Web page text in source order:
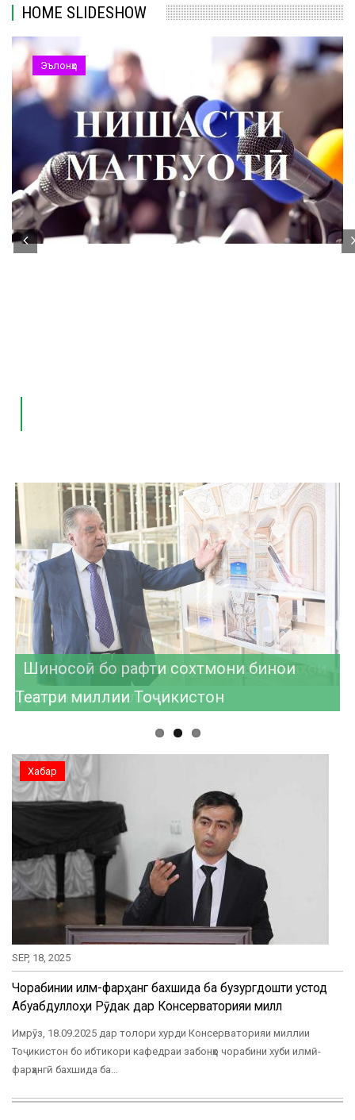
HOME SLIDESHOW
Эълонҳо
Рӯйдоди таърихӣ дар рушди ҳамкориҳои
фарҳангию таълимӣ
Шиносоӣ бо рафти сохтмони бинои
Театри миллии Тоҷикистон
Унвон муборак!
Хабар
SEP, 18, 2025
Чорабинии илмӣ-фарҳангӣ бахшида ба бузургдошти устод
Абуабдуллоҳи Рӯдакӣ дар Консерваторияи миллӣ
Имрӯз, 18.09.2025 дар толори хурди Консерваторияи миллии
Тоҷикистон бо ибтикори кафедраи забонҳо чорабини хуби илмӣ-
фарҳангӣ бахшида ба…